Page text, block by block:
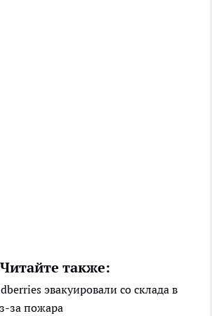
Читайте также:
эвакуировали со склада в
за пожара